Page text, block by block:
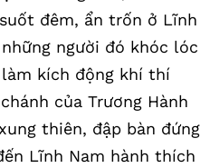
đêm, ẩn trốn ở Lĩnh
người đó khóc lóc
kích động khí thí
của Trương Hành
thiên, đập bàn đứng
Lĩnh Nam hành thích